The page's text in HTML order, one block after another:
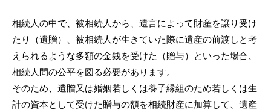
相続人の中で、被相続人から、遺言によって財産を譲り受け
たり（遺贈）、被相続人が生きていた際に遺産の前渡しと考
えられるような多額の金銭を受けた（贈与）といった場合、
相続人間の公平を図る必要があります。
そのため、遺贈又は婚姻若しくは養子縁組のため若しくは生
計の資本として受けた贈与の額を相続財産に加算して、遺産